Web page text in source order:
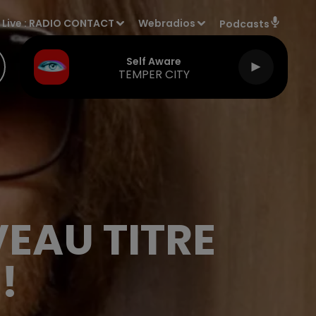
Live :RADIO CONTACT Webradios Podcasts
Self Aware
TEMPER CITY
TITRE